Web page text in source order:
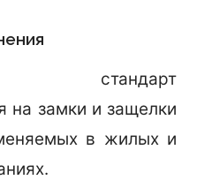
стандарт
на замки и защелки
в жилых и